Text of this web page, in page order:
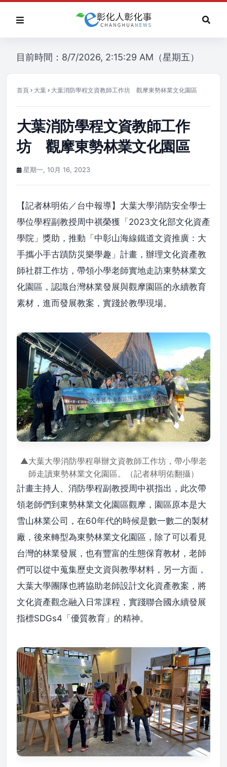
目前時間：8/7/2026, 2:15:29 AM（星期五）
首頁 大葉 大葉消防學程文資教師工作坊 觀摩東勢林業文化園區
大葉消防學程文資教師工作
坊 觀摩東勢林業文化園區
星期一, 10月 16, 2023
【記者林明佑／台中報導】大葉大學消防安全學士
學位學程副教授周中祺榮獲「2023文化部文化資產
學院」獎助，推動「中彰山海線鐵道文資推廣：大
手攜小手古蹟防災樂學趣」計畫，辦理文化資產教
師社群工作坊，帶領小學老師實地走訪東勢林業文
化園區，認識台灣林業發展與觀摩園區的永續教育
素材，進而發展教案，實踐於教學現場。
▲大葉大學消防學程舉辦文資教師工作坊，帶小學老
師走讀東勢林業文化園區。（記者林明佑翻攝）
計畫主持人、消防學程副教授周中祺指出，此次帶
領老師們到東勢林業文化園區觀摩，園區原本是大
雪山林業公司，在60年代的時候是數一數二的製材
廠，後來轉型為東勢林業文化園區，除了可以看見
台灣的林業發展，也有豐富的生態保育教材，老師
們可以從中蒐集歷史文資與教學材料，另一方面，
大葉大學團隊也將協助老師設計文化資產教案，將
文化資產觀念融入日常課程，實踐聯合國永續發展
指標SDGs4「優質教育」的精神。